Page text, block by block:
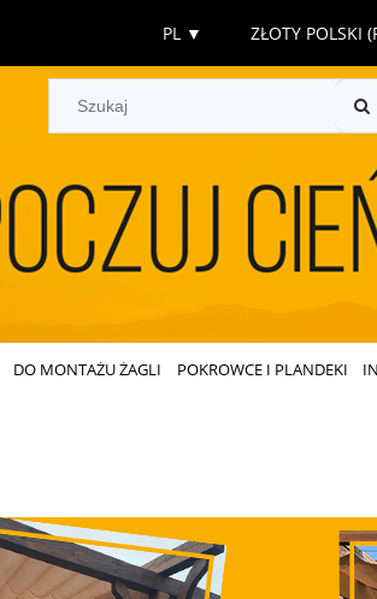
ZŁOTY POLSKI
PL ▼
DO MONTAŻU ŻAGLI POKROWCE I PLANDEKI